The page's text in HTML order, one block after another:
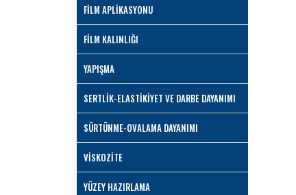
FİLM APLİKASYONU
FİLM KALINLIĞI
YAPIŞMA
SERTLİK-ELASTİKİYET VE DARBE DAYANIMI
SÜRTÜNME-OVALAMA DAYANIMI
VİSKOZİTE
YÜZEY HAZIRLAMA